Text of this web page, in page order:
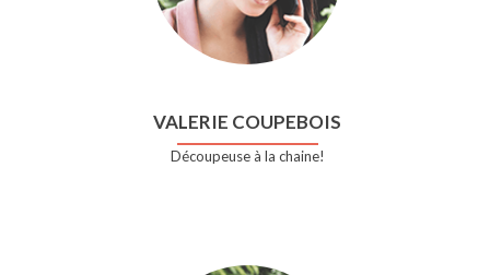
VALERIE COUPEBOIS
Découpeuse à la chaine!